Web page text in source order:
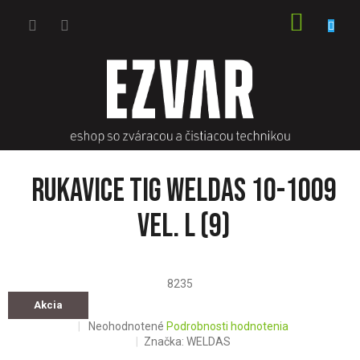
Rukavice TIG WELDAS 10-1009
vel. L (9)
8235
Akcia
Priemerné
hodnotenie
Neohodnotené Podrobnosti hodnotenia
Značka: WELDAS